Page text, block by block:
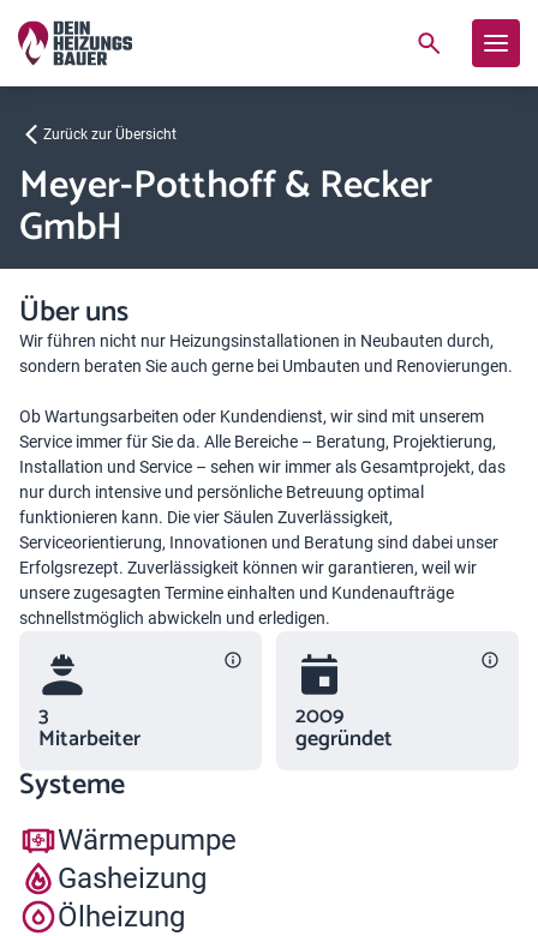
Zurück zur Übersicht
Meyer-Potthoff & Recker
GmbH
Über uns
Wir führen nicht nur Heizungsinstallationen in Neubauten durch,
sondern beraten Sie auch gerne bei Umbauten und Renovierungen.
Ob Wartungsarbeiten oder Kundendienst, wir sind mit unserem
Service immer für Sie da. Alle Bereiche – Beratung, Projektierung,
Installation und Service – sehen wir immer als Gesamtprojekt, das
nur durch intensive und persönliche Betreuung optimal
funktionieren kann. Die vier Säulen Zuverlässigkeit,
Serviceorientierung, Innovationen und Beratung sind dabei unser
Erfolgsrezept. Zuverlässigkeit können wir garantieren, weil wir
unsere zugesagten Termine einhalten und Kundenaufträge
schnellstmöglich abwickeln und erledigen.
3
Mitarbeiter
2009
gegründet
Systeme
Wärmepumpe
Gasheizung
Ölheizung